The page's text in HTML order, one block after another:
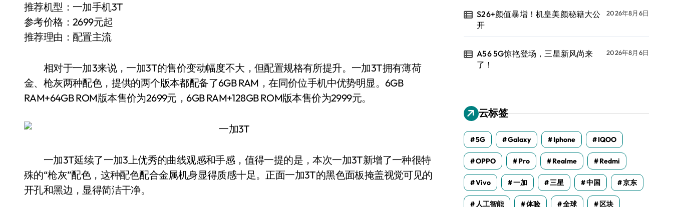
推荐机型：一加手机3T
参考价格：2699元起
推荐理由：配置主流
相对于一加3来说，一加3T的售价变动幅度不大，但配置规格有所提升。一加3T拥有薄荷
金、枪灰两种配色，提供的两个版本都配备了6GB RAM，在同价位手机中优势明显。6GB
RAM+64GB ROM版本售价为2699元，6GB RAM+128GB ROM版本售价为2999元。
一加3T延续了一加3上优秀的曲线观感和手感，值得一提的是，本次一加3T新增了一种很特
殊的“枪灰”配色，这种配色配合金属机身显得质感十足。正面一加3T的黑色面板掩盖视觉可见的
开孔和黑边，显得简洁干净。
S26+颜值暴增！机皇美颜秘籍大公
开
2026年8月6日
A56 5G惊艳登场，三星新风尚来
了！
2026年8月6日
云标签
5G Galaxy Iphone IQOO
OPPO Pro Realme Redmi
Vivo 一加 三星 中国 京东
人工智能 体验 全球 区块